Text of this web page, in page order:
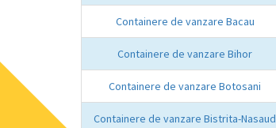
Containere de vanzare Bacau
Containere de vanzare Bihor
Containere de vanzare Botosani
Containere de vanzare Bistrita-Nasaud